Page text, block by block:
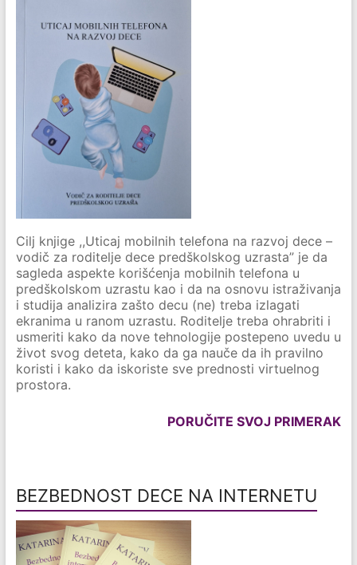
Cilj knjige ,,Uticaj mobilnih telefona na razvoj dece –
vodič za roditelje dece predškolskog uzrasta” je da
sagleda aspekte korišćenja mobilnih telefona u
predškolskom uzrastu kao i da na osnovu istraživanja
i studija analizira zašto decu (ne) treba izlagati
ekranima u ranom uzrastu. Roditelje treba ohrabriti i
usmeriti kako da nove tehnologije postepeno uvedu u
život svog deteta, kako da ga nauče da ih pravilno
koristi i kako da iskoriste sve prednosti virtuelnog
prostora.
PORUČITE SVOJ PRIMERAK
BEZBEDNOST DECE NA INTERNETU